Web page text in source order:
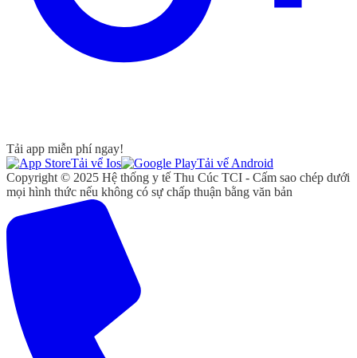
Tải app miễn phí ngay!
Tải vể Ios
Tải vể Android
Copyright © 2025 Hệ thống y tế Thu Cúc TCI - Cấm sao chép dưới
mọi hình thức nếu không có sự chấp thuận bằng văn bản